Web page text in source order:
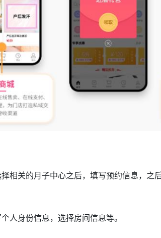
相关的月子中心之后，填写预约信息，之
人身份信息，选择房间信息等。